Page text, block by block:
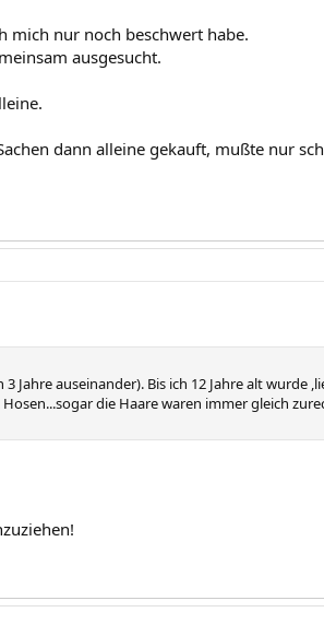
mich nur noch beschwert habe.
ausgesucht.
dann alleine gekauft, mußte nur
Jahre auseinander). Bis ich 12 Jahre alt wurde
die Haare waren immer gleich